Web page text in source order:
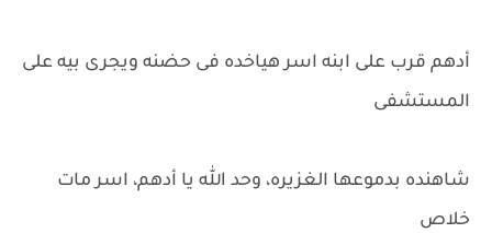
أدهم قرب على ابنه اسر هياخده فى حضنه ويجرى بيه على
المستشفى
شاهنده بدموعها الغزيره، وحد الله يا أدهم، اسر مات
خلاص